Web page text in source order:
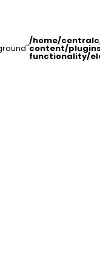
/home/
content/
functionality/